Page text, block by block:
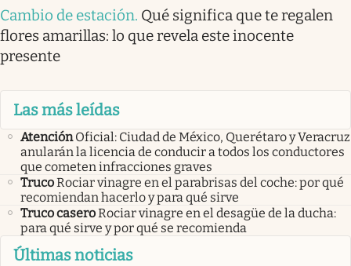
Cambio de estación. Qué significa que te regalen
flores amarillas: lo que revela este inocente
presente
Las más leídas
Atención Oficial: Ciudad de México, Querétaro y Veracruz
anularán la licencia de conducir a todos los conductores
que cometen infracciones graves
TrucoRociar vinagre en el parabrisas del coche: por qué
recomiendan hacerlo y para qué sirve
Truco caseroRociar vinagre en el desagüe de la ducha:
para qué sirve y por qué se recomienda
Últimas noticias